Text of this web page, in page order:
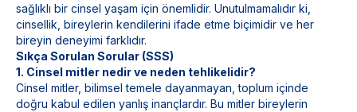
sağlıklı bir cinsel yaşam için önemlidir. Unutulmamalıdır ki,
cinsellik, bireylerin kendilerini ifade etme biçimidir ve her
bireyin deneyimi farklıdır.
Sıkça Sorulan Sorular (SSS)
1. Cinsel mitler nedir ve neden tehlikelidir?
Cinsel mitler, bilimsel temele dayanmayan, toplum içinde
doğru kabul edilen yanlış inançlardır. Bu mitler bireylerin